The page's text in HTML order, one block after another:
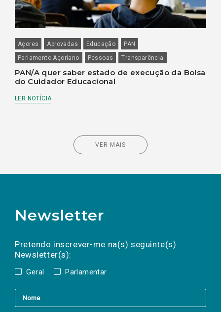
Açores Aprovadas Educação
PAN
Parlamento Açoriano
Pessoas Transparência
PAN/A quer saber estado de execução da Bolsa
do Cuidador Educacional
LER NOTÍCIA
VER MAIS
Newsletter
Pretendo inscrever-me na(s) seguinte(s)
Newsletter(s):
Geral Parlamentar
a(s) newsletter(s).
mail